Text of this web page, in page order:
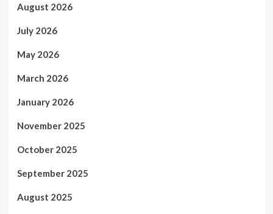
August 2026
July 2026
May 2026
March 2026
January 2026
November 2025
October 2025
September 2025
August 2025